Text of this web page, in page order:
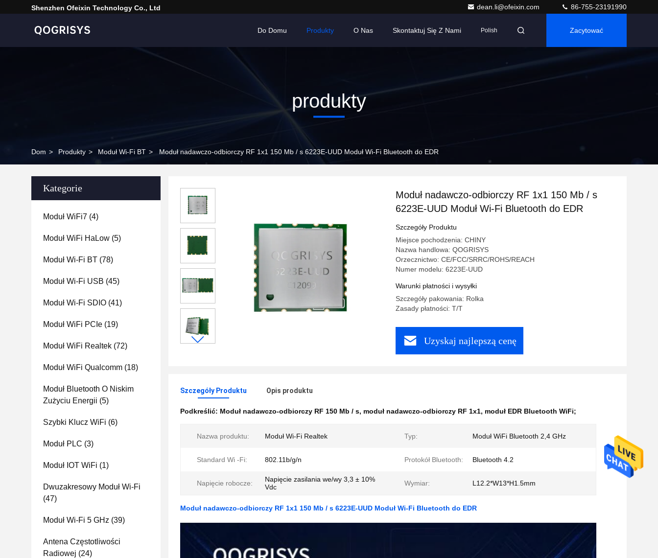
Shenzhen Ofeixin Technology Co., Ltd dean.li@ofeixin.com 86-755-23191990
Do Domu Produkty O Nas Skontaktuj Się Z Nami Polish Zacytować
produkty
Dom > Produkty > Moduł Wi-Fi BT > Moduł nadawczo-odbiorczy RF 1x1 150 Mb / s 6223E-UUD Moduł Wi-Fi Bluetooth do EDR
Kategorie
Moduł WiFi7 (4)
Moduł WiFi HaLow (5)
Moduł Wi-Fi BT (78)
Moduł Wi-Fi USB (45)
Moduł Wi-Fi SDIO (41)
Moduł WiFi PCIe (19)
Moduł WiFi Realtek (72)
Moduł WiFi Qualcomm (18)
Moduł Bluetooth O Niskim
Zużyciu Energii (5)
Szybki Klucz WiFi (6)
Moduł PLC (3)
Moduł IOT WiFi (1)
Dwuzakresowy Moduł Wi-Fi
(47)
Moduł Wi-Fi 5 GHz (39)
Antena Częstotliwości
Radiowej (24)
Moduł nadawczo-odbiorczy RF 1x1 150 Mb / s
6223E-UUD Moduł Wi-Fi Bluetooth do EDR
Szczegóły Produktu
Miejsce pochodzenia: CHINY
Nazwa handlowa: QOGRISYS
Orzecznictwo: CE/FCC/SRRC/ROHS/REACH
Numer modelu: 6223E-UUD
Warunki płatności i wysyłki
Szczegóły pakowania: Rolka
Zasady płatności: T/T
Uzyskaj najlepszą cenę
Szczegóły Produktu Opis produktu
Podkreślić: Moduł nadawczo-odbiorczy RF 150 Mb / s, moduł nadawczo-odbiorczy RF 1x1, moduł EDR Bluetooth WiFi;
Nazwa produktu: Moduł Wi-Fi Realtek Typ: Moduł WiFi Bluetooth 2,4 GHz
Standard Wi -Fi: 802.11b/g/n Protokół Bluetooth: Bluetooth 4.2
Napięcie robocze:
Napięcie zasilania we/wy 3,3 ± 10%
Vdc
Wymiar: L12.2*W13*H1.5mm
Moduł nadawczo-odbiorczy RF 1x1 150 Mb / s 6223E-UUD Moduł Wi-Fi Bluetooth do EDR